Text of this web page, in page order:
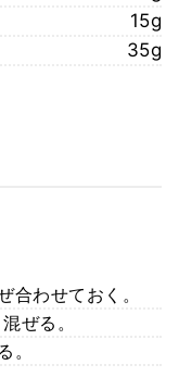
15g
35g
合わせておく。
ぜる。
。